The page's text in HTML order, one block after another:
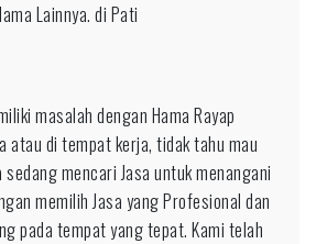
Lainnya. di Pati
masalah dengan Hama Rayap
atau di tempat kerja, tidak tahu mau
mencari Jasa untuk menangani
memilih Jasa yang Profesional dan
pada tempat yang tepat. Kami telah